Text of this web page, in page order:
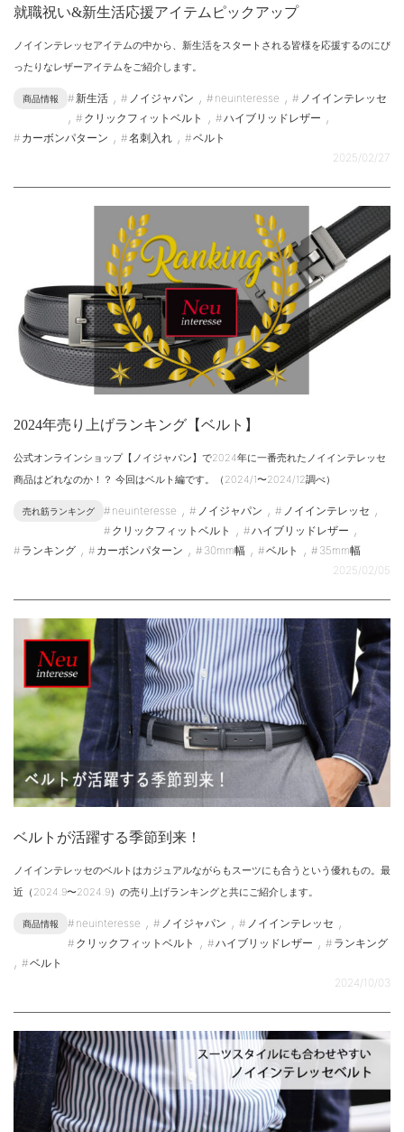
就職祝い&新生活応援アイテムピックアップ
ノイインテレッセアイテムの中から、新生活をスタートされる皆様を応援するのにぴ
ったりなレザーアイテムをご紹介します。
商品情報 新生活 , ノイジャパン , neuinteresse , ノイインテレッセ
, クリックフィットベルト , ハイブリッドレザー ,
カーボンパターン , 名刺入れ ,
ベルト
2025/02/27
2024年売り上げランキング【ベルト】
公式オンラインショップ【ノイジャパン】で2024年に一番売れたノイインテレッセ
商品はどれなのか！？ 今回はベルト編です。（2024/1〜2024/12調べ）
売れ筋ランキング neuinteresse , ノイジャパン , ノイインテレッセ ,
クリックフィットベルト , ハイブリッドレザー ,
ランキング , カーボンパターン , 30mm幅 , ベルト ,
35mm幅
2025/02/05
ベルトが活躍する季節到来！
ノイインテレッセのベルトはカジュアルながらもスーツにも合うという優れもの。最
近（2024.9〜2024.9）の売り上げランキングと共にご紹介します。
商品情報 neuinteresse , ノイジャパン , ノイインテレッセ ,
クリックフィットベルト , ハイブリッドレザー , ランキング
,
ベルト
2024/10/03